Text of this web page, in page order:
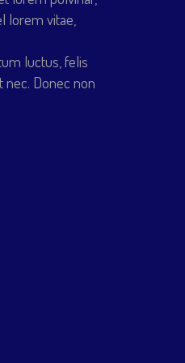
lorem vitae,
luctus, felis
Donec non